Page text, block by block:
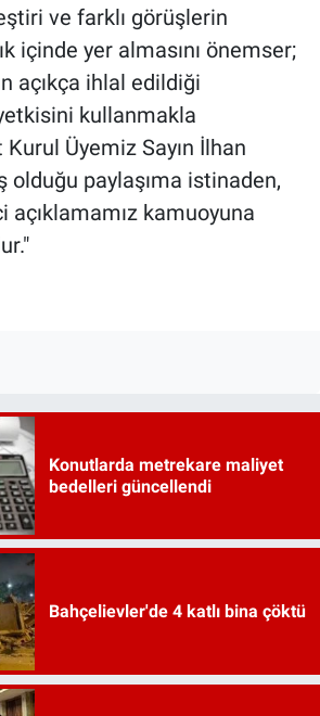
ve farklı görüşlerin
içinde yer almasını önemser;
açıkça ihlal edildiği
kullanmakla
Üyemiz Sayın İlhan
olduğu paylaşıma istinaden,
kamuoyuna
Konutlarda metrekare maliyet
bedelleri güncellendi
Bahçelievler'de 4 katlı bina çöktü